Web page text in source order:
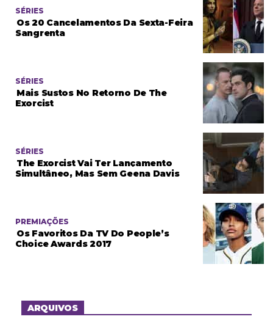
SÉRIES
Os 20 Cancelamentos Da Sexta-Feira
Sangrenta
SÉRIES
Mais Sustos No Retorno De The
Exorcist
SÉRIES
The Exorcist Vai Ter Lançamento
Simultâneo, Mas Sem Geena Davis
PREMIAÇÕES
Os Favoritos Da TV Do People’s
Choice Awards 2017
ARQUIVOS